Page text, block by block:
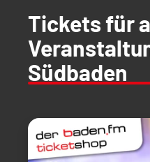
Tickets für
Südbaden